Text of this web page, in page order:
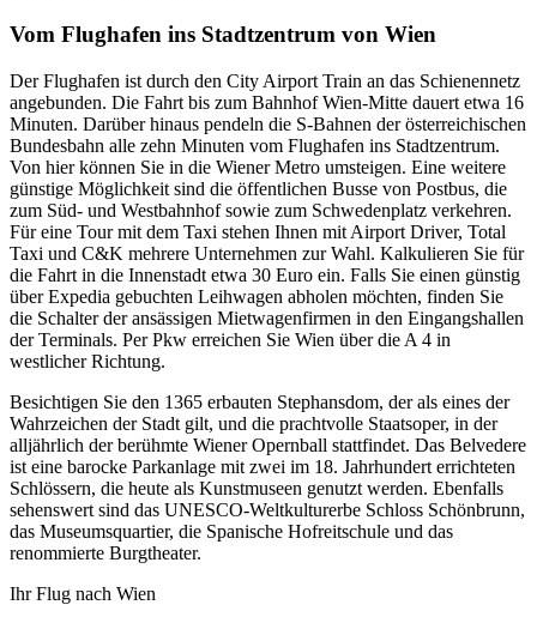
Vom Flughafen ins Stadtzentrum von Wien
Der Flughafen ist durch den City Airport Train an das Schienennetz
angebunden. Die Fahrt bis zum Bahnhof Wien-Mitte dauert etwa 16
Minuten. Darüber hinaus pendeln die S-Bahnen der österreichischen
Bundesbahn alle zehn Minuten vom Flughafen ins Stadtzentrum.
Von hier können Sie in die Wiener Metro umsteigen. Eine weitere
günstige Möglichkeit sind die öffentlichen Busse von Postbus, die
zum Süd- und Westbahnhof sowie zum Schwedenplatz verkehren.
Für eine Tour mit dem Taxi stehen Ihnen mit Airport Driver, Total
Taxi und C&K mehrere Unternehmen zur Wahl. Kalkulieren Sie für
die Fahrt in die Innenstadt etwa 30 Euro ein. Falls Sie einen günstig
über Expedia gebuchten Leihwagen abholen möchten, finden Sie
die Schalter der ansässigen Mietwagenfirmen in den Eingangshallen
der Terminals. Per Pkw erreichen Sie Wien über die A 4 in
westlicher Richtung.
Besichtigen Sie den 1365 erbauten Stephansdom, der als eines der
Wahrzeichen der Stadt gilt, und die prachtvolle Staatsoper, in der
alljährlich der berühmte Wiener Opernball stattfindet. Das Belvedere
ist eine barocke Parkanlage mit zwei im 18. Jahrhundert errichteten
Schlössern, die heute als Kunstmuseen genutzt werden. Ebenfalls
sehenswert sind das UNESCO-Weltkulturerbe Schloss Schönbrunn,
das Museumsquartier, die Spanische Hofreitschule und das
renommierte Burgtheater.
Ihr Flug nach Wien